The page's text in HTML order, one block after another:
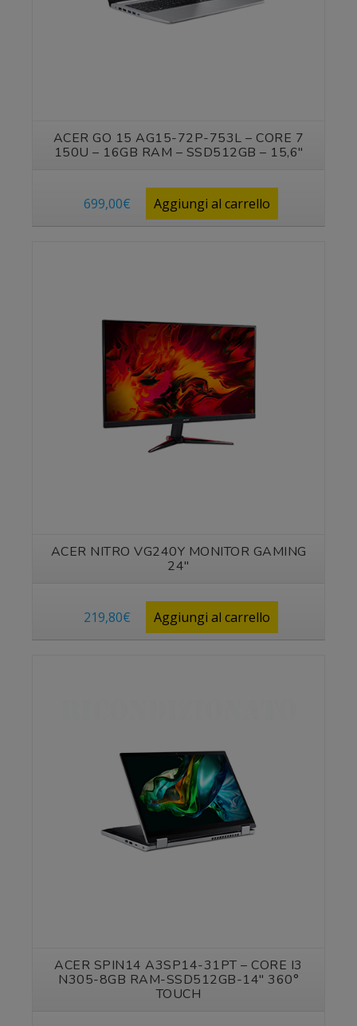
ACER GO 15 AG15-72P-753L – CORE 7
150U – 16GB RAM – SSD512GB – 15,6″
699,00€ Aggiungi al carrello
Vedi prodotto
ACER NITRO VG240Y MONITOR GAMING
24″
219,80€ Aggiungi al carrello
ACER SPIN14 A3SP14-31PT – CORE I3
N305-8GB RAM-SSD512GB-14″ 360°
TOUCH